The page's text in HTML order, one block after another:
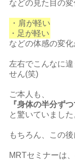
などの見た目の変
・肩が軽い
・足が軽い
などの体感の変化
左右でこんなに
せん(笑)
ご本人も、
『身体の半分ず
と驚いていました
もちろん、この
MRTセミナーは